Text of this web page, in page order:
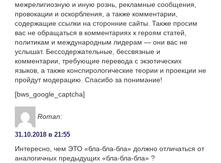
межрелигиозную и иную рознь, рекламные сообщения,
провокации и оскорбления, а также комментарии,
содержащие ссылки на сторонние сайты. Также просим
вас не обращаться в комментариях к героям статей,
политикам и международным лидерам — они вас не
услышат. Бессодержательные, бессвязные и
комментарии, требующие перевода с экзотических
языков, а также конспирологические теории и проекции не
пройдут модерацию. Спасибо за понимание!
[bws_google_captcha]
Roman:
31.10.2018 в 21:55
Интересно, чем ЭТО «бла-бла-бла» должно отличаться от
аналогичных предыдущих «бла-бла-бла» ?